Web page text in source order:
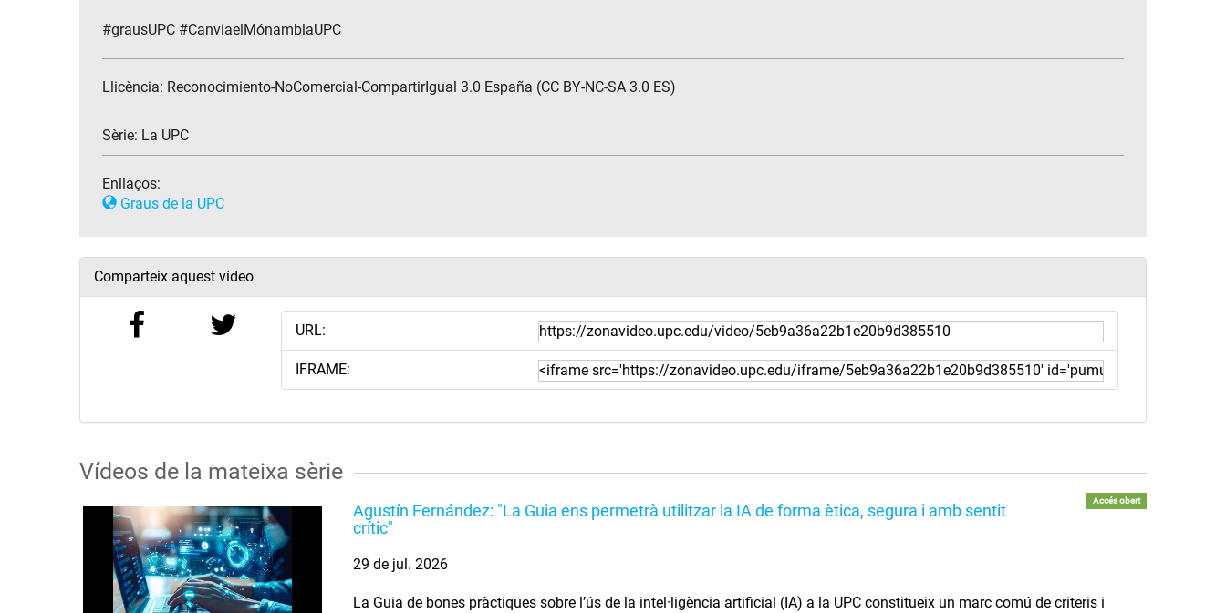
#grausUPC #CanviaelMónamblaUPC
Llicència: Reconocimiento-NoComercial-CompartirIgual 3.0 España (CC BY-NC-SA 3.0 ES)
Sèrie: La UPC
Enllaços:
Graus de la UPC
Comparteix aquest vídeo
URL:
IFRAME:
Vídeos de la mateixa sèrie
Agustín Fernández: "La Guia ens permetrà utilitzar la IA de forma ètica, segura i amb sentit
crític"
Accés obert
29 de jul. 2026
La Guia de bones pràctiques sobre l’ús de la intel·ligència artificial (IA) a la UPC constitueix un marc comú de criteris i